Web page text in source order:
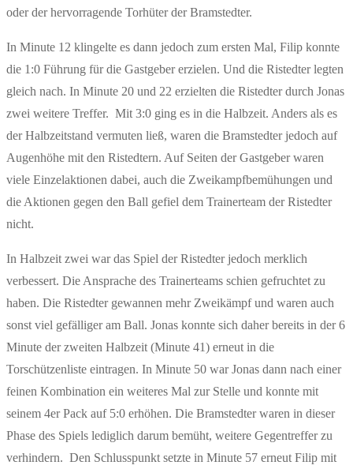
oder der hervorragende Torhüter der Bramstedter.
In Minute 12 klingelte es dann jedoch zum ersten Mal, Filip konnte
die 1:0 Führung für die Gastgeber erzielen. Und die Ristedter legten
gleich nach. In Minute 20 und 22 erzielten die Ristedter durch Jonas
zwei weitere Treffer. Mit 3:0 ging es in die Halbzeit. Anders als es
der Halbzeitstand vermuten ließ, waren die Bramstedter jedoch auf
Augenhöhe mit den Ristedtern. Auf Seiten der Gastgeber waren
viele Einzelaktionen dabei, auch die Zweikampfbemühungen und
die Aktionen gegen den Ball gefiel dem Trainerteam der Ristedter
nicht.
In Halbzeit zwei war das Spiel der Ristedter jedoch merklich
verbessert. Die Ansprache des Trainerteams schien gefruchtet zu
haben. Die Ristedter gewannen mehr Zweikämpf und waren auch
sonst viel gefälliger am Ball. Jonas konnte sich daher bereits in der 6
Minute der zweiten Halbzeit (Minute 41) erneut in die
Torschützenliste eintragen. In Minute 50 war Jonas dann nach einer
feinen Kombination ein weiteres Mal zur Stelle und konnte mit
seinem 4er Pack auf 5:0 erhöhen. Die Bramstedter waren in dieser
Phase des Spiels lediglich darum bemüht, weitere Gegentreffer zu
verhindern. Den Schlusspunkt setzte in Minute 57 erneut Filip mit